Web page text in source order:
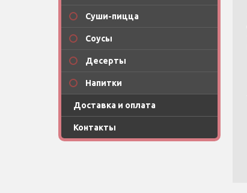
Суши-пицца
Соусы
Десерты
Напитки
Доставка и оплата
Контакты